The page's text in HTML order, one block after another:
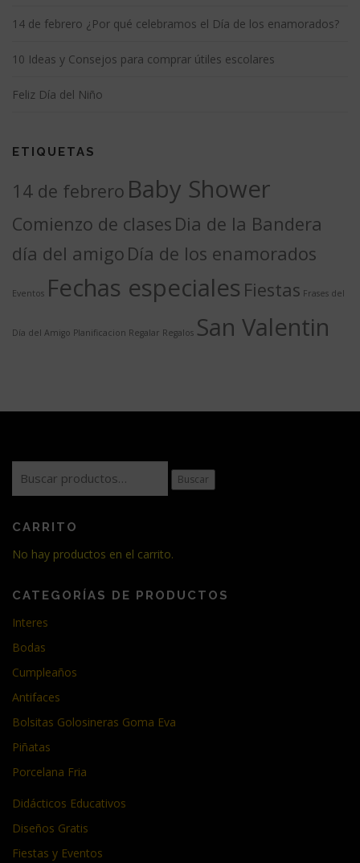
14 de febrero ¿Por qué celebramos el Día de los enamorados?
10 Ideas y Consejos para comprar útiles escolares
Feliz Día del Niño
ETIQUETAS
14 de febrero Baby Shower
Comienzo de clases Dia de la Bandera
día del amigo Día de los enamorados
Eventos Fechas especiales Fiestas Frases del
Día del Amigo Planificacion Regalar Regalos San Valentin
por:
Buscar
CARRITO
No hay productos en el carrito.
CATEGORÍAS DE PRODUCTOS
Interes
Bodas
Cumpleaños
Antifaces
Bolsitas Golosineras Goma Eva
Piñatas
Porcelana Fria
Didácticos Educativos
Diseños Gratis
Fiestas y Eventos